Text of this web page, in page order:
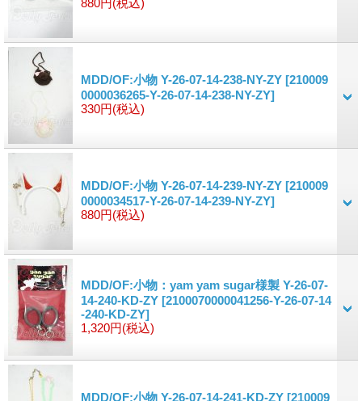
MDD/OF:小物 Y-26-07-14-238-NY-ZY [210009
0000036265-Y-26-07-14-238-NY-ZY]
330円(税込)
MDD/OF:小物 Y-26-07-14-239-NY-ZY [210009
0000034517-Y-26-07-14-239-NY-ZY]
880円(税込)
MDD/OF:小物：yam yam sugar様製 Y-26-07-
14-240-KD-ZY [2100070000041256-Y-26-07-14
-240-KD-ZY]
1,320円(税込)
MDD/OF:小物 Y-26-07-14-241-KD-ZY [210009